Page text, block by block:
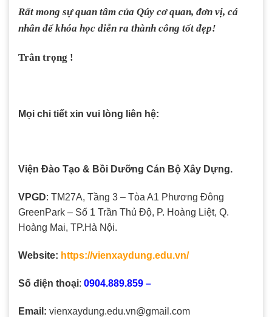
Rất mong sự quan tâm của Qúy cơ quan, đơn vị, cá
nhân để khóa học diễn ra thành công tốt đẹp!
Trân trọng !
Mọi chi tiết xin vui lòng liên hệ:
Viện Đào Tạo & Bồi Dưỡng Cán Bộ Xây Dựng.
VPGD: TM27A, Tầng 3 – Tòa A1 Phương Đông
GreenPark – Số 1 Trần Thủ Độ, P. Hoàng Liệt, Q.
Hoàng Mai, TP.Hà Nội.
Website: https://vienxaydung.edu.vn/
Số điện thoại: 0904.889.859 –
Email: vienxaydung.edu.vn@gmail.com